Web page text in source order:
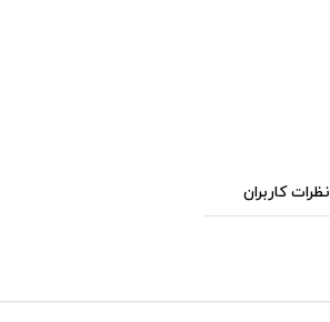
نظرات کاربران